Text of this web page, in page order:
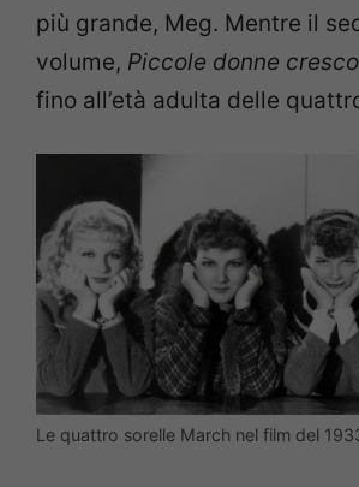
più grande, Meg. Mentre il
volume, Piccole donne
fino all’età adulta delle
Le quattro sorelle March nel film del